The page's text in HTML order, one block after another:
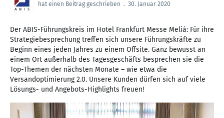
hat einen Beitrag geschrieben . 30. Januar 2020
Der ABIS-Führungskreis im Hotel Frankfurt Messe Meliá: Für ihre
Strategiebesprechung treffen sich unsere Führungskräfte zu
Beginn eines jeden Jahres zu einem Offsite. Ganz bewusst an
einem Ort außerhalb des Tagesgeschäfts besprechen sie die
Top-Themen der nächsten Monate – wie etwa die
Versandoptimierung 2.0. Unsere Kunden dürfen sich auf viele
Lösungs- und Angebots-Highlights freuen!